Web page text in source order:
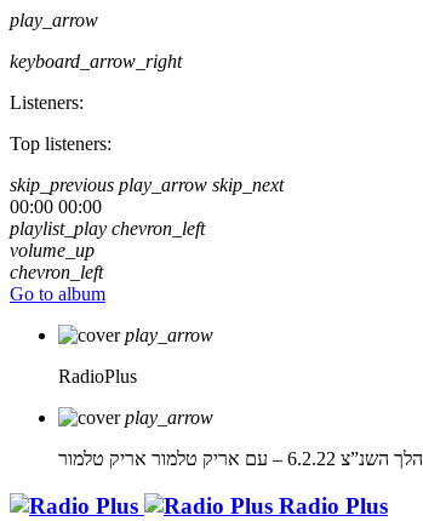
play_arrow
keyboard_arrow_right
Listeners:
Top listeners:
skip_previous play_arrow skip_next
00:00 00:00
playlist_play chevron_left
volume_up
chevron_left
Go to album
play_arrow
RadioPlus
play_arrow
הלך השנ”צ 6.2.22 – עם אריק טלמור
אריק טלמור
Radio Plus